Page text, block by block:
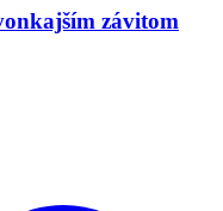
závitom